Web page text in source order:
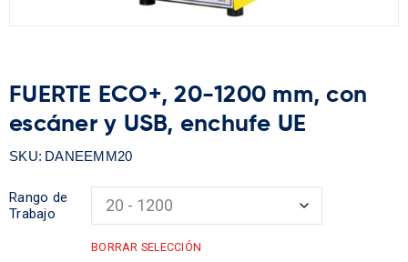
FUERTE ECO+, 20-1200 mm, con
escáner y USB, enchufe UE
SKU: DANEEMM20
Rango de
Trabajo
BORRAR SELECCIÓN